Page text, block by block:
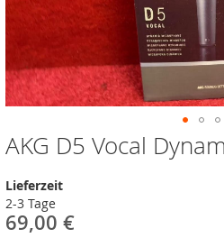
AKG D5 Vocal
Lieferzeit
2-3 Tage
69,00 €
Zum
Anfang
der
Bildergalerie
springen